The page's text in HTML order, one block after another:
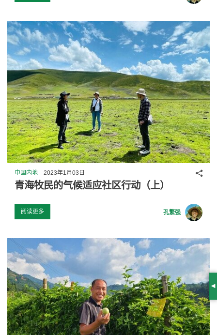
中国内地 2023年1月03日
青海牧民的气候适应社区行动（上）
阅读更多 孔繁强
分享